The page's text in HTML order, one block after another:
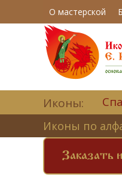
О мастерской
Иконы:
Иконы по
Заказать